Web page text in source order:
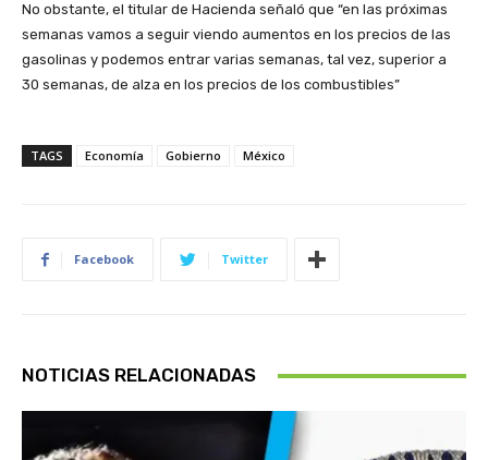
No obstante, el titular de Hacienda señaló que “en las próximas
semanas vamos a seguir viendo aumentos en los precios de las
gasolinas y podemos entrar varias semanas, tal vez, superior a
30 semanas, de alza en los precios de los combustibles”
TAGS Economía Gobierno México
Facebook Twitter
NOTICIAS RELACIONADAS